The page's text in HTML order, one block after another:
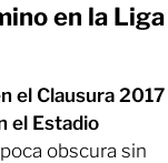
en la Liga
el Clausura 2017
el Estadio
obscura sin